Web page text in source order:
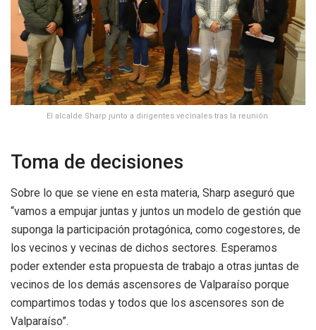
El alcalde Sharp junto a dirigentes vecinales tras la reunión.
Toma de decisiones
Sobre lo que se viene en esta materia, Sharp aseguró que
“vamos a empujar juntas y juntos un modelo de gestión que
suponga la participación protagónica, como cogestores, de
los vecinos y vecinas de dichos sectores. Esperamos
poder extender esta propuesta de trabajo a otras juntas de
vecinos de los demás ascensores de Valparaíso porque
compartimos todas y todos que los ascensores son de
Valparaíso”.